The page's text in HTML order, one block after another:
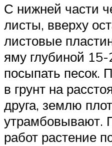
С нижней части
листы, вверху
листовые
яму глубиной
посыпать песок.
в грунт на
друга, землю
утрамбовывают.
работ растение